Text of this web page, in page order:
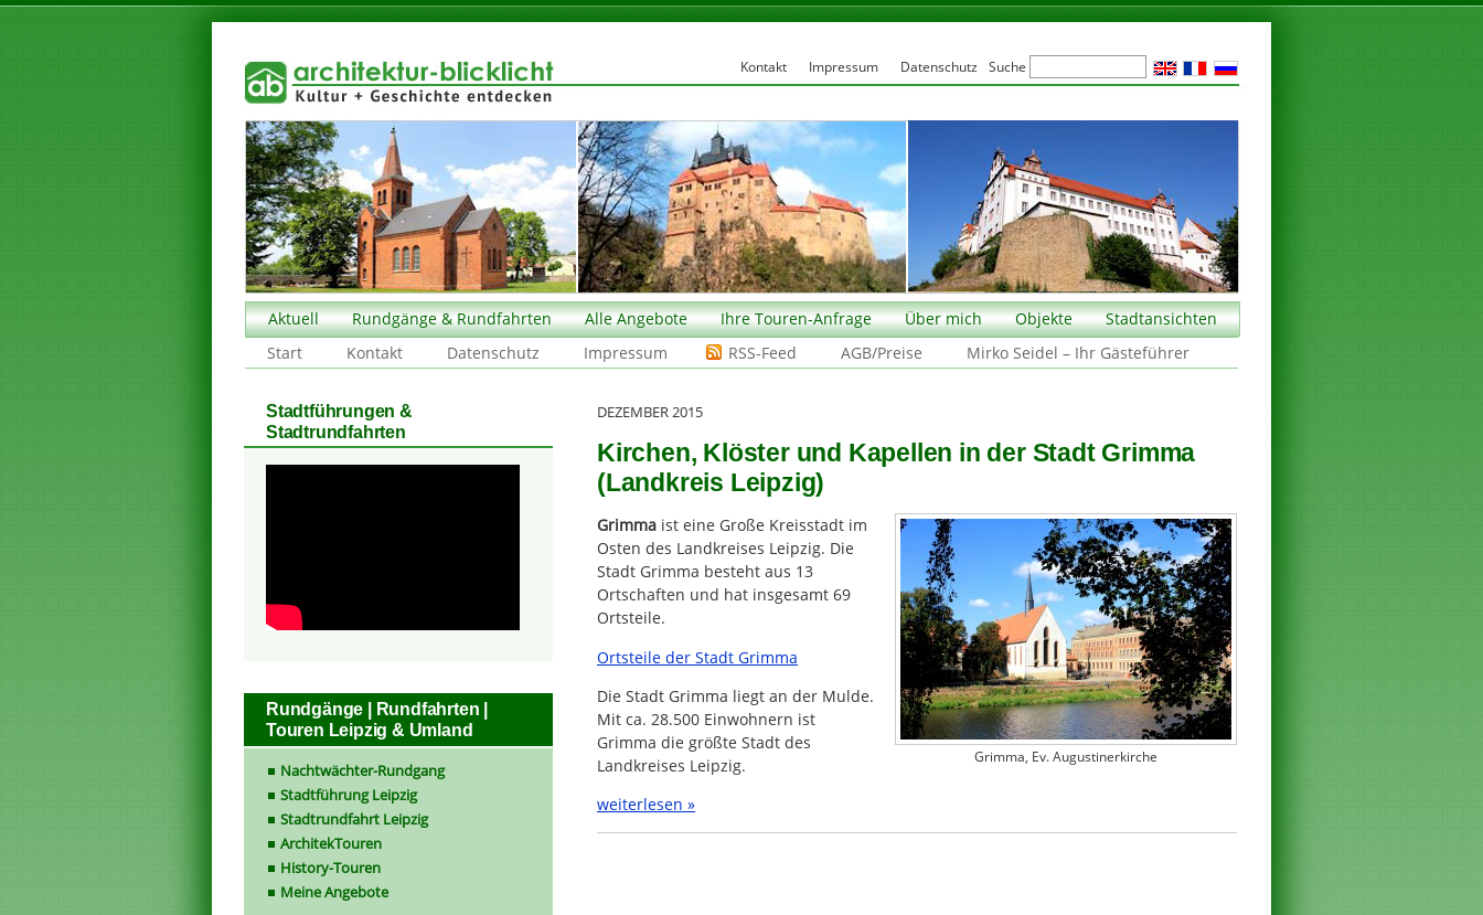
Aktuell Rundgänge & Rundfahrten Alle Angebote Ihre Touren-Anfrage Über mich Objekte
Stadtansichten
Start
Kontakt Datenschutz Impressum RSS-Feed AGB/Preise Mirko Seidel – Ihr Gästeführer
DEZEMBER 2015
Kirchen, Klöster und Kapellen in der Stadt Grimma
(Landkreis Leipzig)
Grimma, Ev. Augustinerkirche
Grimma ist eine Große Kreisstadt im
Osten des Landkreises Leipzig. Die
Stadt Grimma besteht aus 13
Ortschaften und hat insgesamt 69
Ortsteile.
Ortsteile der Stadt Grimma
Die Stadt Grimma liegt an der Mulde.
Mit ca. 28.500 Einwohnern ist
Grimma die größte Stadt des
Landkreises Leipzig.
weiterlesen »
Stadtführungen &
Stadtrundfahrten
Rundgänge | Rundfahrten |
Touren Leipzig & Umland
Nachtwächter-Rundgang
Stadtführung Leipzig
Stadtrundfahrt Leipzig
ArchitekTouren
History-Touren
Meine Angebote
Kontakt Impressum Datenschutz Suche